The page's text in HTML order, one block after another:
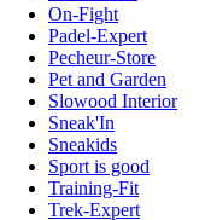
On-Fight
Padel-Expert
Pecheur-Store
Pet and Garden
Slowood Interior
Sneak'In
Sneakids
Sport is good
Training-Fit
Trek-Expert